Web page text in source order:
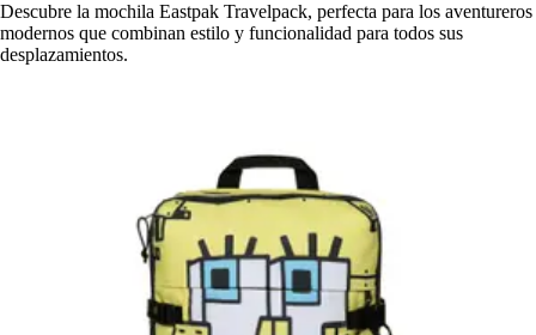
Descubre la mochila Eastpak Travelpack, perfecta para los aventureros
modernos que combinan estilo y funcionalidad para todos sus
desplazamientos.